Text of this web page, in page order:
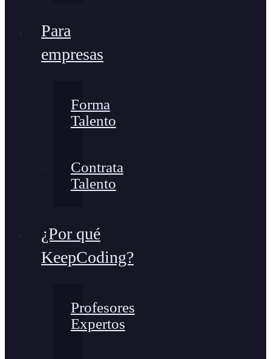
Para
empresas
Forma
Talento
Contrata
Talento
¿Por qué
KeepCoding?
Profesores
Expertos